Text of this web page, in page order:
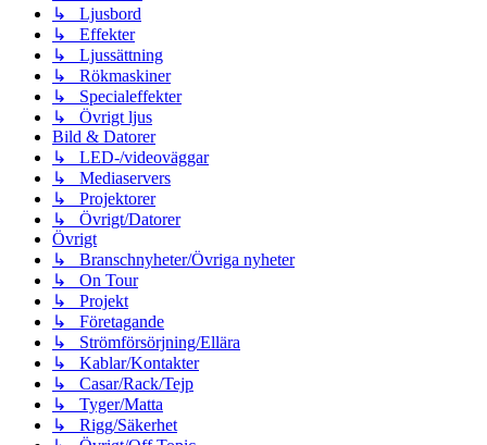
↳ Ljusbord
↳ Effekter
↳ Ljussättning
↳ Rökmaskiner
↳ Specialeffekter
↳ Övrigt ljus
Bild & Datorer
↳ LED-/videoväggar
↳ Mediaservers
↳ Projektorer
↳ Övrigt/Datorer
Övrigt
↳ Branschnyheter/Övriga nyheter
↳ On Tour
↳ Projekt
↳ Företagande
↳ Strömförsörjning/Ellära
↳ Kablar/Kontakter
↳ Casar/Rack/Tejp
↳ Tyger/Matta
↳ Rigg/Säkerhet